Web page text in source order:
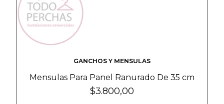
GANCHOS Y MENSULAS
Mensulas Para Panel Ranurado De 35 cm
$3.800,00